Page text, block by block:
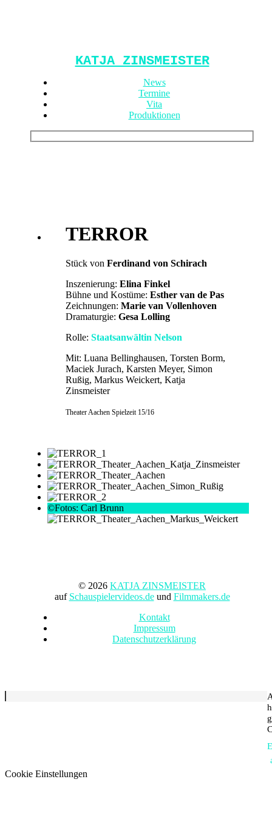
KATJA ZINSMEISTER
News
Termine
Vita
Produktionen
TERROR
Stück von Ferdinand von Schirach
Inszenierung: Elina Finkel
Bühne und Kostüme: Esther van de Pas
Zeichnungen: Marie van Vollenhoven
Dramaturgie: Gesa Lolling
Rolle: Staatsanwältin Nelson
Mit: Luana Bellinghausen, Torsten Borm,
Maciek Jurach, Karsten Meyer, Simon
Rußig, Markus Weickert, Katja
Zinsmeister
Theater Aachen Spielzeit 15/16
©Fotos: Carl Brunn
© 2026 KATJA ZINSMEISTER
auf Schauspielervideos.deund Filmmakers.de
Kontakt
Impressum
Datenschutzerklärung
Cookie Einstellungen